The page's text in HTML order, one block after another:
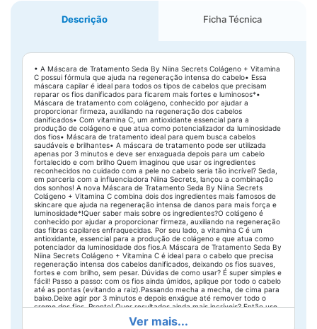
Descrição Ficha Técnica
• A Máscara de Tratamento Seda By Niina Secrets Colágeno + Vitamina
C possui fórmula que ajuda na regeneração intensa do cabelo• Essa
máscara capilar é ideal para todos os tipos de cabelos que precisam
reparar os fios danificados para ficarem mais fortes e luminosos*•
Máscara de tratamento com colágeno, conhecido por ajudar a
proporcionar firmeza, auxiliando na regeneração dos cabelos
danificados• Com vitamina C, um antioxidante essencial para a
produção de colágeno e que atua como potencializador da luminosidade
dos fios• Máscara de tratamento ideal para quem busca cabelos
saudáveis e brilhantes• A máscara de tratamento pode ser utilizada
apenas por 3 minutos e deve ser enxaguada depois para um cabelo
fortalecido e com brilho Quem imaginou que usar os ingredientes
reconhecidos no cuidado com a pele no cabelo seria tão incrível? Seda,
em parceria com a influenciadora Niina Secrets, lançou a combinação
dos sonhos! A nova Máscara de Tratamento Seda By Niina Secrets
Colágeno + Vitamina C combina dois dos ingredientes mais famosos de
skincare que ajuda na regeneração intensa de danos para mais força e
luminosidade*!Quer saber mais sobre os ingredientes?O colágeno é
conhecido por ajudar a proporcionar firmeza, auxiliando na regeneração
das fibras capilares enfraquecidas. Por seu lado, a vitamina C é um
antioxidante, essencial para a produção de colágeno e que atua como
potenciador da luminosidade dos fios.A Máscara de Tratamento Seda By
Niina Secrets Colágeno + Vitamina C é ideal para o cabelo que precisa
regeneração intensa dos cabelos danificados, deixando os fios suaves,
fortes e com brilho, sem pesar. Dúvidas de como usar? É super simples e
fácil! Passo a passo: com os fios ainda úmidos, aplique por todo o cabelo
até as pontas (evitando a raiz).Passando mecha a mecha, de cima para
baixo.Deixe agir por 3 minutos e depois enxágue até remover todo o
creme dos fios. Pronto! Quer resultados ainda mais incríveis? Então use
a linha toda de produtos Seda Colágeno + Vitamina C By Niina
Secrets.Fazemos produtos para cabelos que gostam de experimentar,
Ver mais...